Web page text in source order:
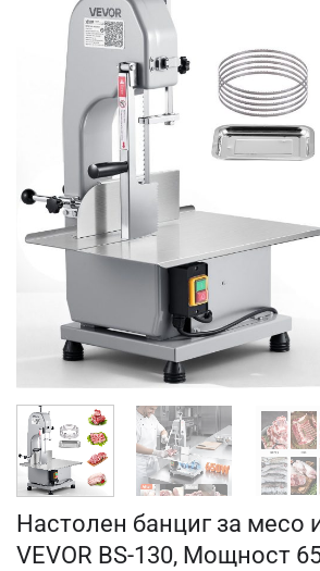
Настолен банциг за месо
VEVOR BS-130, Мощност